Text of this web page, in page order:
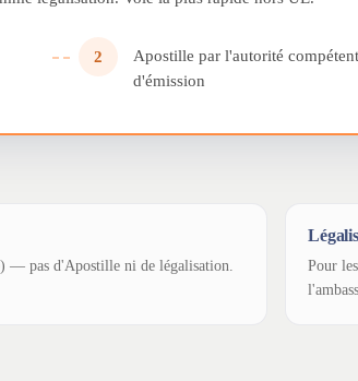
2
Apostille par l'autorité
d'émission
— pas d'Apostille ni de légalisation.
Pour